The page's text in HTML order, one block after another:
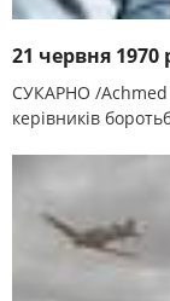
21 червня
СУКАРНО /Achmed
керівників